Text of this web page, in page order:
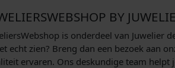
BY
is onderdeel van Juwelier
echt zien? Breng dan een bezoek aan
ervaren. Ons deskundige team